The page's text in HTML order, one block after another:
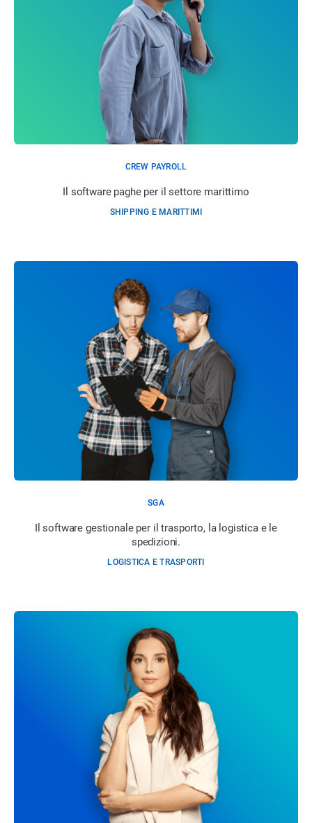
CREW PAYROLL
Il software paghe per il settore marittimo
SHIPPING E MARITTIMI
SGA
Il software gestionale per il trasporto, la logistica e le
spedizioni.
LOGISTICA E TRASPORTI